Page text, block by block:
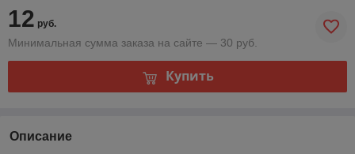
12 руб.
Минимальная сумма заказа на сайте — 30 руб.
Купить
Описание